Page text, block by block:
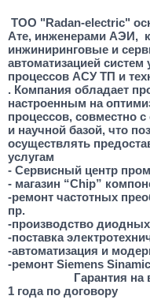
ТОО "Radan-electric"
Ате, инженерами АЭИ,
инжиниринговые и
автоматизацией систем
процессов АСУ ТП и
. Компания обладает
настроенным на
процессов, совместно
и научной базой, что
осуществлять
услугам
- Сервисный центр
- магазин “Chip”
-ремонт частотных
пр.
-производство
-поставка
-автоматизация и
-ремонт Siemens
Гарантия
1 года по договору